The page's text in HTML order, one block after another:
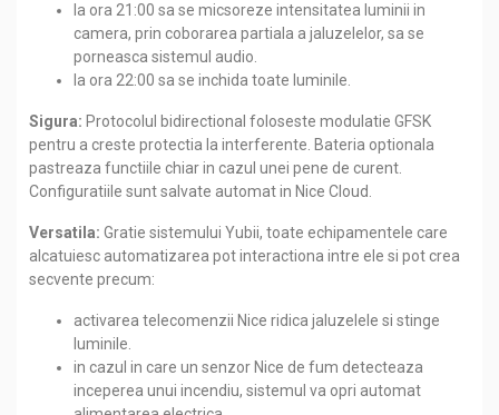
la ora 21:00 sa se micsoreze intensitatea luminii in
camera, prin coborarea partiala a jaluzelelor, sa se
porneasca sistemul audio.
la ora 22:00 sa se inchida toate luminile.
Sigura: Protocolul bidirectional foloseste modulatie GFSK
pentru a creste protectia la interferente. Bateria optionala
pastreaza functiile chiar in cazul unei pene de curent.
Configuratiile sunt salvate automat in Nice Cloud.
Versatila: Gratie sistemului Yubii, toate echipamentele care
alcatuiesc automatizarea pot interactiona intre ele si pot crea
secvente precum:
activarea telecomenzii Nice ridica jaluzelele si stinge
luminile.
in cazul in care un senzor Nice de fum detecteaza
inceperea unui incendiu, sistemul va opri automat